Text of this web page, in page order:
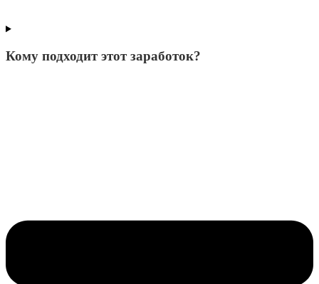
Кому подходит этот заработок?